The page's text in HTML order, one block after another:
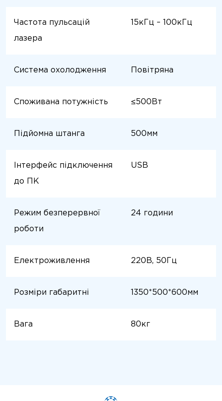
Частота пульсацій
лазера
15кГц – 100кГц
Система охолодження Повітряна
Споживана потужність ≤500Вт
Підйомна штанга 500мм
Інтерфейс підключення
до ПК
USB
Режим безперервної
роботи
24 години
Електроживлення 220В, 50Гц
Розміри габаритні 1350*500*600мм
Вага 80кг